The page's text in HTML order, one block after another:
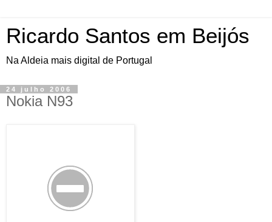
Ricardo Santos em Beijós
Na Aldeia mais digital de Portugal
24 julho 2006
Nokia N93